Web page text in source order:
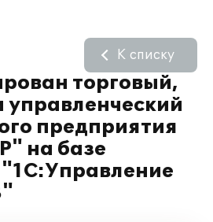
торговый,
управленческий
предприятия
на базе
К списку